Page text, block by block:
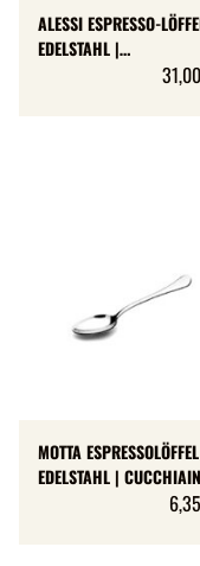
ALESSI ESPRESSO-
EDELSTAHL |
»KNIFEFORKSPOON« |
MOTTA
EDELSTAHL |
ESPRESSO | MADE IN